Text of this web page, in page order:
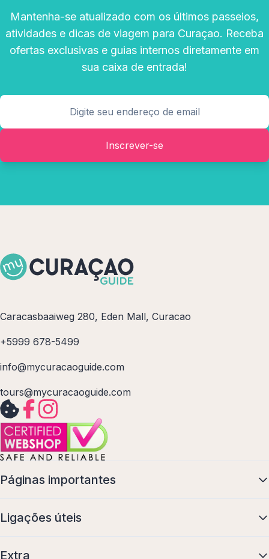
Mantenha-se atualizado com os últimos passeios,
atividades e dicas de viagem para Curaçao. Receba
ofertas exclusivas e guias internos diretamente em
sua caixa de entrada!
Inscrever-se
Caracasbaaiweg 280, Eden Mall, Curacao
+5999 678-5499
info@mycuracaoguide.com
tours@mycuracaoguide.com
Páginas importantes
Ligações úteis
Extra